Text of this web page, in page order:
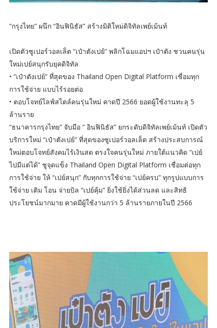
“กรุงไทย” ผนึก “อินฟินิธัส” สร้างมิติใหม่ดิจิทัลเพย์เม้นท์
เปิดตัวซูเปอร์วอลเล็ต “เป๋าตังเปย์” พลิกโฉมแอปฯ เป๋าตัง ชวนคนรุ่น
ใหม่เปย์สนุกรับยุคดิจิทัล
• “เป๋าตังเปย์” ที่สุดของ Thailand Open Digital Platform เชื่อมทุก
การใช้จ่าย แบบไร้รอยต่อ
• ตอบโจทย์ไลฟ์สไตล์คนรุ่นใหม่ คาดปี 2566 ยอดผู้ใช้งานทะลุ 5
ล้านราย
“ธนาคารกรุงไทย” จับมือ “ อินฟินิธัส” ยกระดับดิจิทัลเพย์เม้นท์ เปิดตัว
บริการใหม่ “เป๋าตังเปย์” ที่สุดของซูเปอร์วอลเล็ต สร้างประสบการณ์
ใหม่ตอบโจทย์สังคมไร้เงินสด ตรงใจคนรุ่นใหม่ ภายใต้แนวคิด “เปย์
ไปมีแต่ได้” ชูจุดแข็ง Thailand Open Digital Platform เชื่อมต่อทุก
การใช้จ่าย ให้ “เปย์สนุก” กับทุกการใช้จ่าย “เปย์ครบ” ทุกรูปแบบการ
ใช้จ่าย เติม โอน จ่ายบิล “เปย์คุ้ม” ยิ่งใช้ยิ่งได้ส่วนลด และสิทธิ
ประโยชน์มากมาย คาดมีผู้ใช้งานกว่า 5 ล้านรายภายในปี 2566